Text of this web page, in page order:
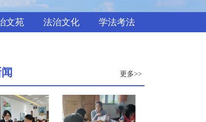
文苑 法治文化 学法考法
更多>>